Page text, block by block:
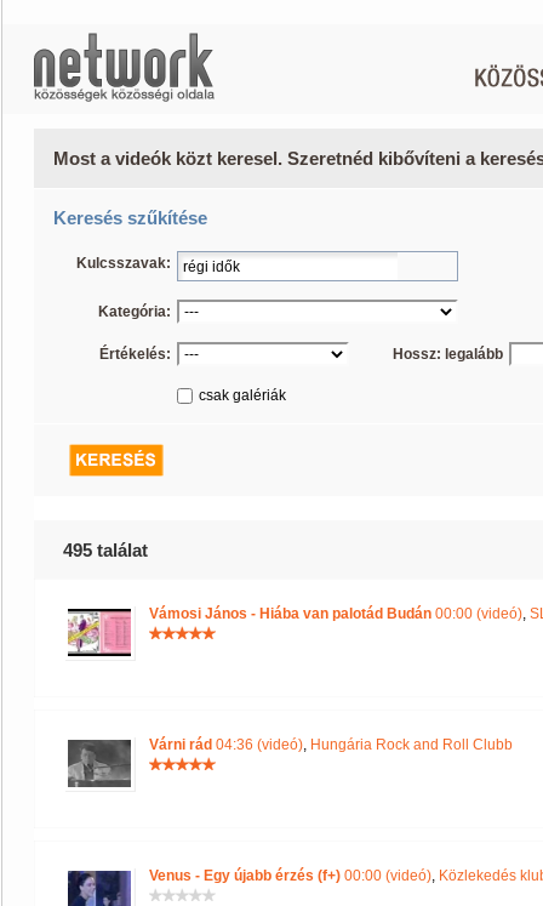
Most a videók közt keresel. Szeretnéd kibővíteni a
Keresés szűkítése
Kulcsszavak:
Kategória:
Értékelés: Hossz: legalább
csak galériák
495 találat
Vámosi János - Hiába van palotád Budán 00:00 (videó),
Várni rád 04:36 (videó), Hungária Rock and Roll Clubb
Venus - Egy újabb érzés (f+) 00:00 (videó), Közlekedés